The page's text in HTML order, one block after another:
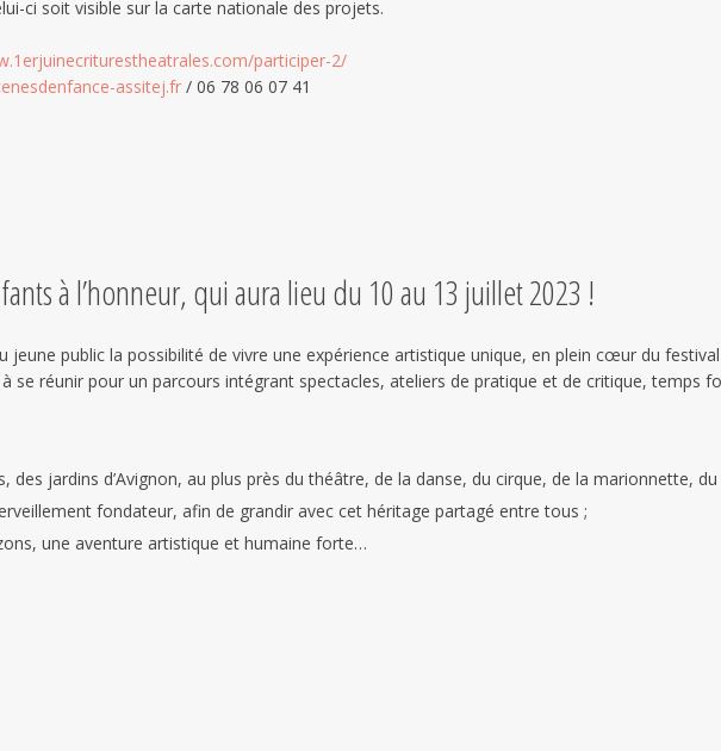
ci soit visible sur la carte nationale des projets.
participer-2/
assitej.fr / 06 78 06 07 41
à l’honneur, qui aura lieu du 10 au 13 juillet 2023 !
jeune public la possibilité de vivre une expérience artistique unique, en plein cœur du
se réunir pour un parcours intégrant spectacles, ateliers de pratique et de critique, temps
des jardins d’Avignon, au plus près du théâtre, de la danse, du cirque, de la marionnette,
fondateur, afin de grandir avec cet héritage partagé entre tous ;
une aventure artistique et humaine forte…